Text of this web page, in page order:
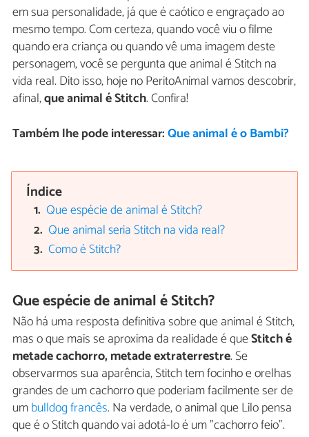
em sua personalidade, já que é caótico e engraçado ao
mesmo tempo. Com certeza, quando você viu o filme
quando era criança ou quando vê uma imagem deste
personagem, você se pergunta que animal é Stitch na
vida real. Dito isso, hoje no PeritoAnimal vamos descobrir,
afinal,que animal é Stitch. Confira!
Também lhe pode interessar:Que animal é o Bambi?
Índice
Que espécie de animal é Stitch?
Que animal seria Stitch na vida real?
Como é Stitch?
Que espécie de animal é Stitch?
Não há uma resposta definitiva sobre que animal é Stitch,
mas o que mais se aproxima da realidade é queStitch é
metade cachorro, metade extraterrestre. Se
observarmos sua aparência, Stitch tem focinho e orelhas
grandes de um cachorro que poderiam facilmente ser de
umbulldog francês. Na verdade, o animal que Lilo pensa
que é o Stitch quando vai adotá-lo é um "cachorro feio".